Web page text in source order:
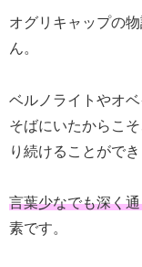
オグリキャップの
ん。
ベルノライトやオ
そばにいたからこ
り続けることができ
言葉少なでも深く
素です。